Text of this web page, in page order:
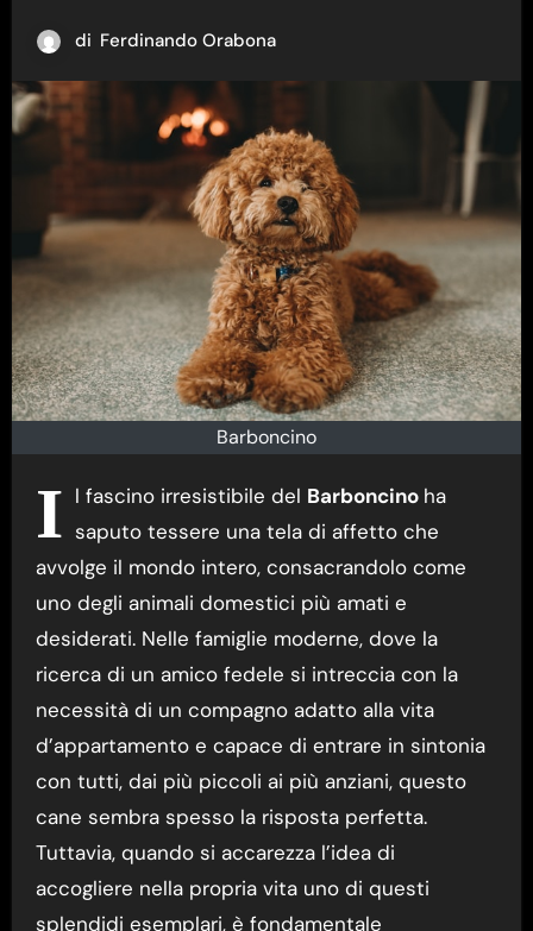
di Ferdinando Orabona
Barboncino
I l fascino irresistibile del Barboncino ha
saputo tessere una tela di affetto che
avvolge il mondo intero, consacrandolo come
uno degli animali domestici più amati e
desiderati. Nelle famiglie moderne, dove la
ricerca di un amico fedele si intreccia con la
necessità di un compagno adatto alla vita
d’appartamento e capace di entrare in sintonia
con tutti, dai più piccoli ai più anziani, questo
cane sembra spesso la risposta perfetta.
Tuttavia, quando si accarezza l’idea di
accogliere nella propria vita uno di questi
splendidi esemplari, è fondamentale